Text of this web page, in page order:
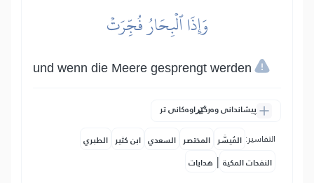
وَإِذَا ٱلۡبِحَارُ فُجِّرَتۡ
und wenn die Meere gesprengt werden
پیشاندانی وەرگێڕاوەکانی تر
التفاسير: المُيسَّر المختصر السعدي ابن كثير الطبري
النفحات المكية | هدايات